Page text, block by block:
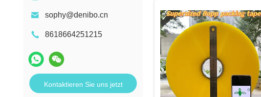
sophy@denibo.cn
8618664251215
Kontaktieren Sie uns jetzt